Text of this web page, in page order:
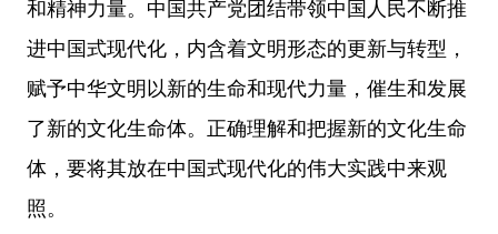
和精神力量。中国共产党团结带领中国人民不断推
进中国式现代化，内含着文明形态的更新与转型，
赋予中华文明以新的生命和现代力量，催生和发展
了新的文化生命体。正确理解和把握新的文化生命
体，要将其放在中国式现代化的伟大实践中来观
照。